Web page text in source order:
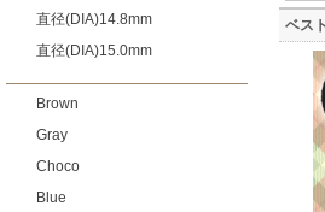
直径(DIA)14.8mm
直径(DIA)15.0mm
Brown
Gray
Choco
Blue
ベス